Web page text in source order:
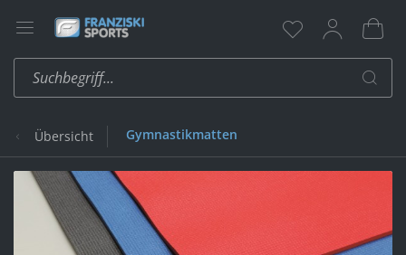
Übersicht Gymnastikmatten